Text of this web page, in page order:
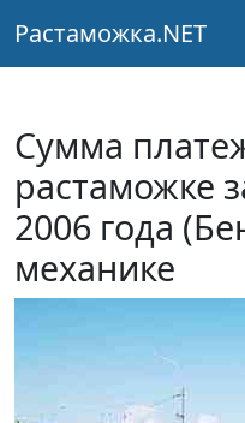
Растаможка.NET
Сумма
растаможке
2006 года
механике